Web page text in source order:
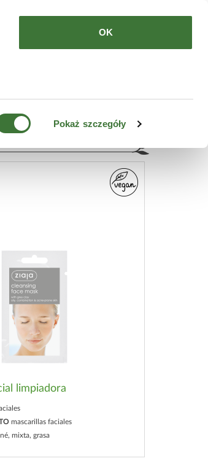
Pokaż szczegóły
OK
limpiadora
mascarillas faciales
mixta, grasa